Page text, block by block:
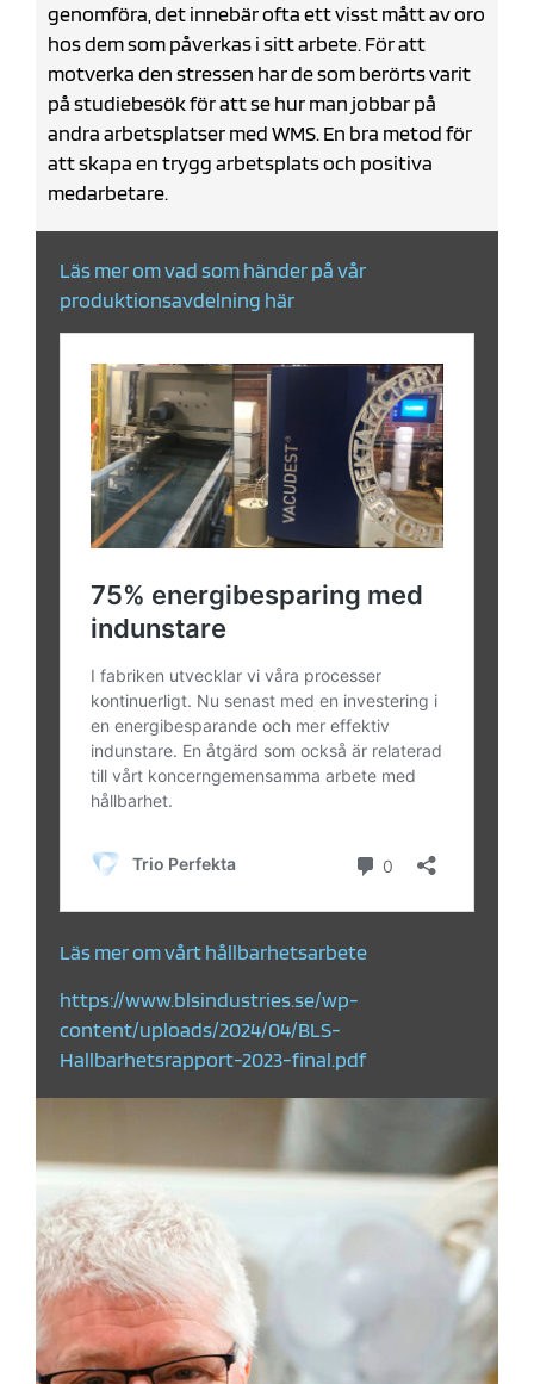
genomföra, det innebär ofta ett visst mått av oro
hos dem som påverkas i sitt arbete. För att
motverka den stressen har de som berörts varit
på studiebesök för att se hur man jobbar på
andra arbetsplatser med WMS. En bra metod för
att skapa en trygg arbetsplats och positiva
medarbetare.
Läs mer om vad som händer på vår
produktionsavdelning här
Läs mer om vårt hållbarhetsarbete
https://www.blsindustries.se/wp-
content/uploads/2024/04/BLS-
Hallbarhetsrapport-2023-final.pdf